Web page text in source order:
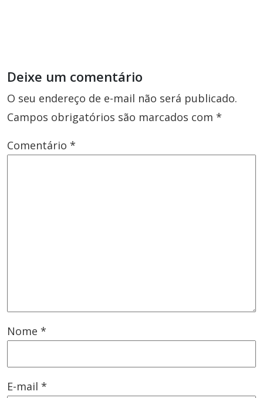
Deixe um comentário
O seu endereço de e-mail não será publicado.
Campos obrigatórios são marcados com *
Comentário *
Nome *
E-mail *